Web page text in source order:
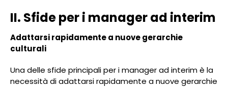
II. Sfide per i manager ad interim
Adattarsi rapidamente a nuove gerarchie
culturali
Una delle sfide principali per i manager ad interim è la
necessità di adattarsi rapidamente a nuove gerarchie